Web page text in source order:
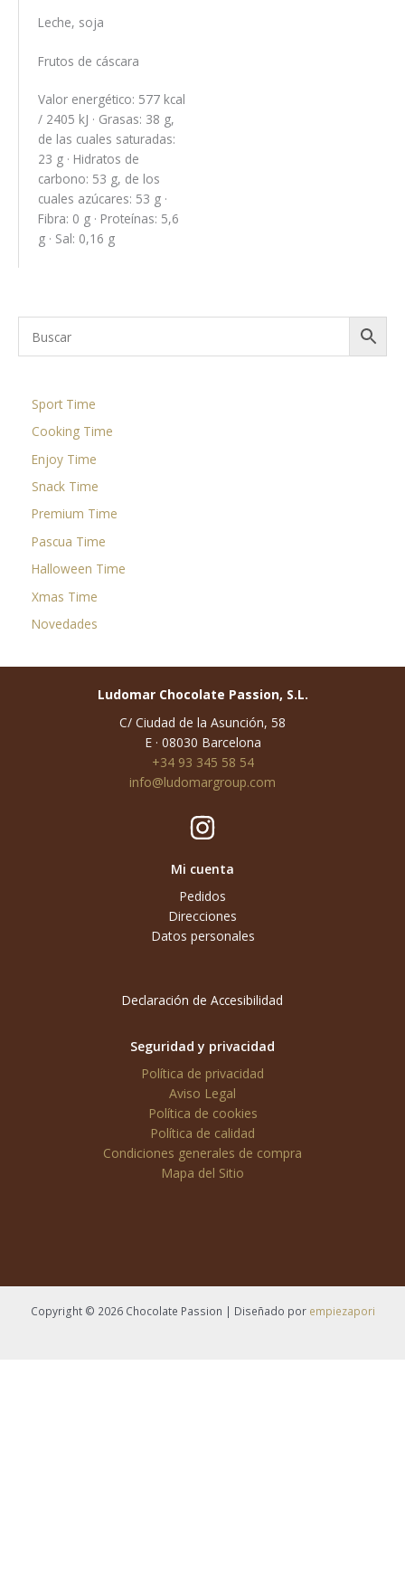
Leche, soja
Frutos de cáscara
Valor energético: 577 kcal
/ 2405 kJ · Grasas: 38 g,
de las cuales saturadas:
23 g · Hidratos de
carbono: 53 g, de los
cuales azúcares: 53 g ·
Fibra: 0 g · Proteínas: 5,6
g · Sal: 0,16 g
Sport Time
Cooking Time
Enjoy Time
Snack Time
Premium Time
Pascua Time
Halloween Time
Xmas Time
Novedades
Ludomar Chocolate Passion, S.L.
C/ Ciudad de la Asunción, 58
E · 08030 Barcelona
+34 93 345 58 54
info@ludomargroup.com
Mi cuenta
Pedidos
Direcciones
Datos personales
Declaración de Accesibilidad
Seguridad y privacidad
Política de privacidad
Aviso Legal
Política de cookies
Política de calidad
Condiciones generales de compra
Mapa del Sitio
Copyright © 2026 Chocolate Passion | Diseñado por empiezapori